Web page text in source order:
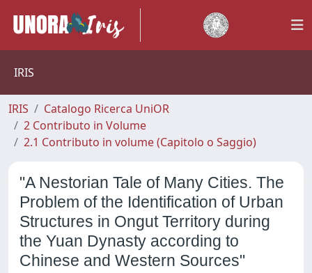
IRIS
IRIS
Catalogo Ricerca UniOR
2 Contributo in Volume
2.1 Contributo in volume (Capitolo o Saggio)
"A Nestorian Tale of Many Cities. The
Problem of the Identification of Urban
Structures in Ongut Territory during
the Yuan Dynasty according to
Chinese and Western Sources"